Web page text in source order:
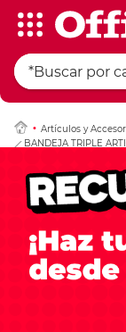
Artículos y
BANDEJA TRIPLE